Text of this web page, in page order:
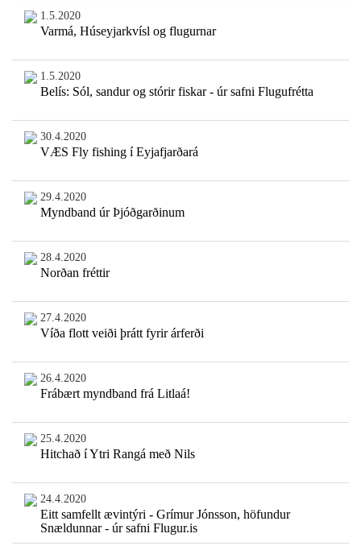
1.5.2020
Varmá, Húseyjarkvísl og flugurnar
1.5.2020
Belís: Sól, sandur og stórir fiskar - úr safni Flugufrétta
30.4.2020
VÆS Fly fishing í Eyjafjarðará
29.4.2020
Myndband úr Þjóðgarðinum
28.4.2020
Norðan fréttir
27.4.2020
Víða flott veiði þrátt fyrir árferði
26.4.2020
Frábært myndband frá Litlaá!
25.4.2020
Hitchað í Ytri Rangá með Nils
24.4.2020
Eitt samfellt ævintýri - Grímur Jónsson, höfundur
Snældunnar - úr safni Flugur.is